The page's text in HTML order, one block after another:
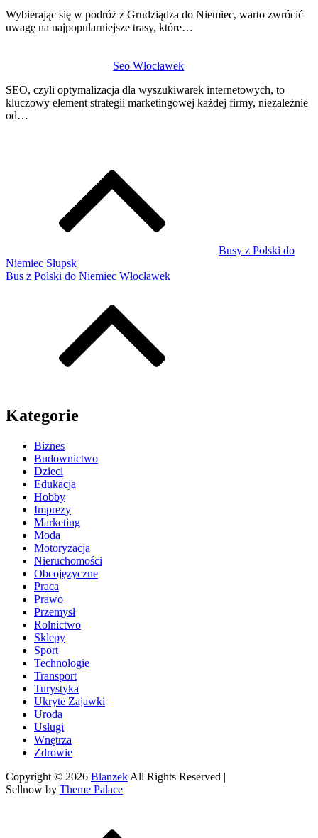
Wybierając się w podróż z Grudziądza do Niemiec, warto zwrócić
uwagę na najpopularniejsze trasy, które…
Seo Włocławek
SEO, czyli optymalizacja dla wyszukiwarek internetowych, to
kluczowy element strategii marketingowej każdej firmy, niezależnie
od…
Busy z Polski do
Niemiec Słupsk
Bus z Polski do Niemiec Włocławek
Kategorie
Biznes
Budownictwo
Dzieci
Edukacja
Hobby
Imprezy
Marketing
Moda
Motoryzacja
Nieruchomości
Obcojęzyczne
Praca
Prawo
Przemysł
Rolnictwo
Sklepy
Sport
Technologie
Transport
Turystyka
Ukryte Zajawki
Uroda
Usługi
Wnętrza
Zdrowie
Copyright © 2026 Blanzek All Rights Reserved |
Sellnow by Theme Palace